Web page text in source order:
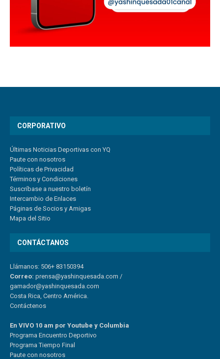
CORPORATIVO
Últimas Noticias Deportivas con YQ
Paute con nosotros
Políticas de Privacidad
Términos y Condiciones
Suscríbase a nuestro boletín
Intercambio de Enlaces
Páginas de Socios y Amigas
Mapa del Sitio
CONTÁCTANOS
Llámanos: 506+ 83150394
Correo: prensa@yashinquesada.com /
gamador@yashinquesada.com
Costa Rica, Centro América.
Contáctenos
En VIVO 10 am por Youtube y Columbia
Programa Encuentro Deportivo
Programa Tiempo Final
Paute con nosotros